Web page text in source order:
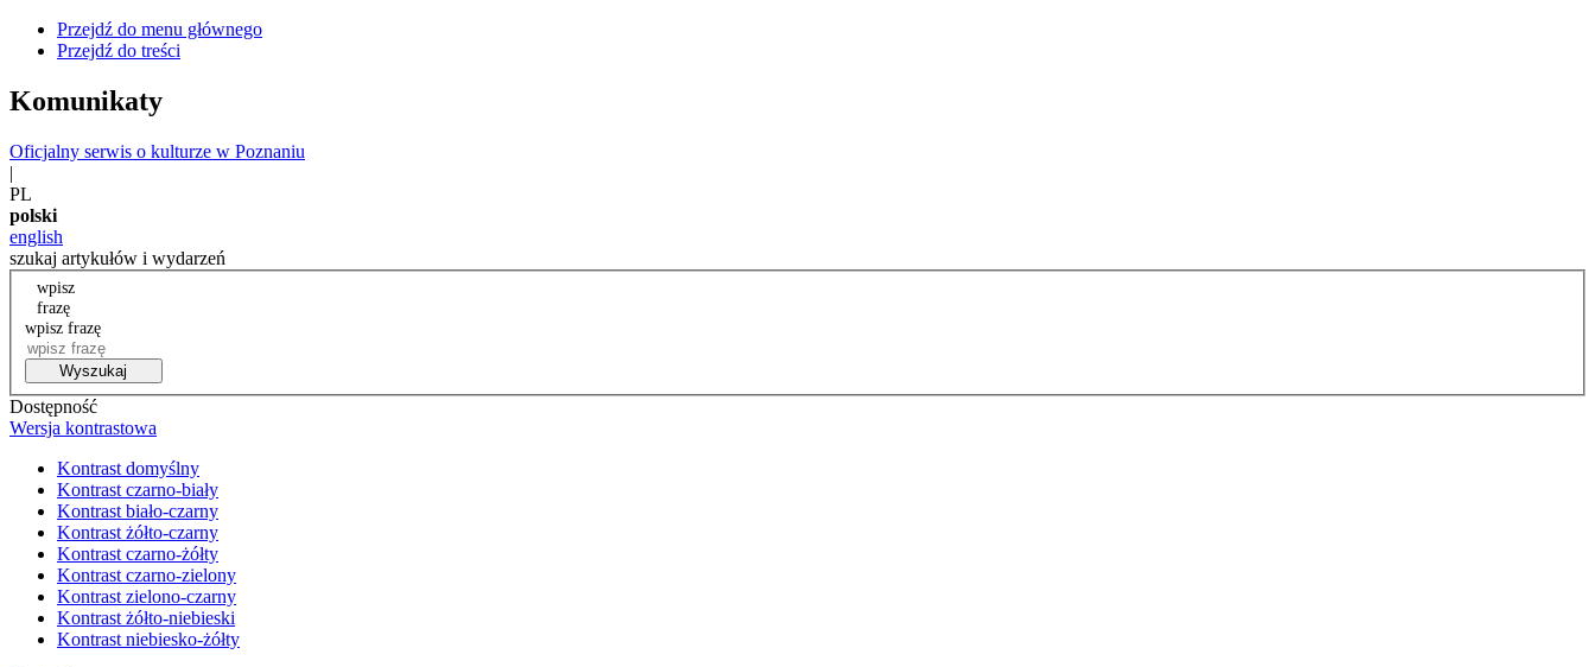
Przejdź do menu głównego
Przejdź do treści
Komunikaty
Oficjalny serwis o kulturze w Poznaniu
|
PL
polski
english
szukaj artykułów i wydarzeń
wpisz
frazę
wpisz frazę
Wyszukaj
Dostępność
Wersja kontrastowa
Kontrast domyślny
Kontrast czarno-biały
Kontrast biało-czarny
Kontrast żółto-czarny
Kontrast czarno-żółty
Kontrast czarno-zielony
Kontrast zielono-czarny
Kontrast żółto-niebieski
Kontrast niebiesko-żółty